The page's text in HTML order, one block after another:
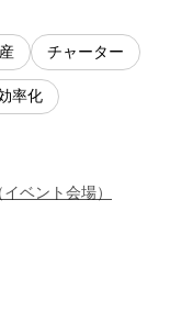
チャーター
率化
イベント会場）